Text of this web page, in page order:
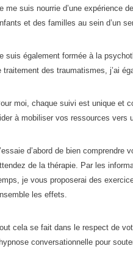
me suis nourrie d’une expérience
et des familles au sein d’un
suis également formée à la
traitement des traumatismes, j’ai
moi, chaque suivi est unique et
à mobiliser vos ressources vers
d’abord de bien
de la thérapie. Par les
je vous proposerai des
les effets.
cela se fait dans le respect de
conversationnelle pour